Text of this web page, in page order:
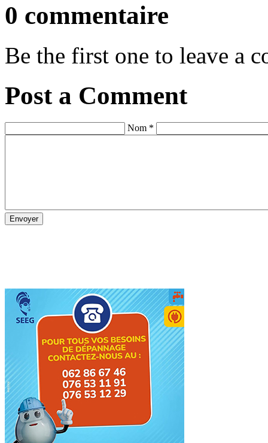
0 commentaire
Be the first one to leave a
Post a Comment
Nom *